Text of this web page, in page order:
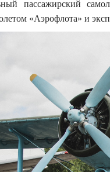
пассажирский
«Аэрофлота» и